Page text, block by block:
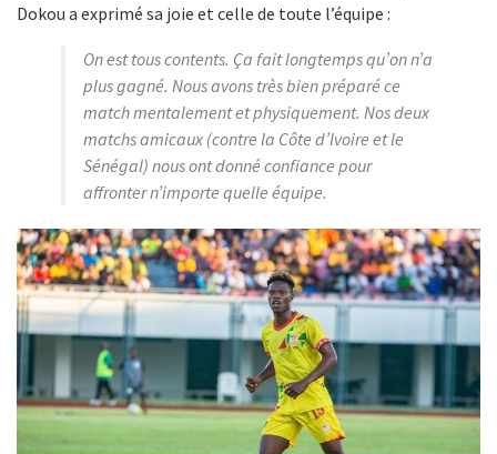
Dokou a exprimé sa joie et celle de toute l’équipe :
On est tous contents. Ça fait longtemps qu’on n’a
plus gagné. Nous avons très bien préparé ce
match mentalement et physiquement. Nos deux
matchs amicaux (contre la Côte d’Ivoire et le
Sénégal) nous ont donné confiance pour
affronter n’importe quelle équipe.